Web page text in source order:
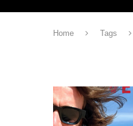
Home Tags